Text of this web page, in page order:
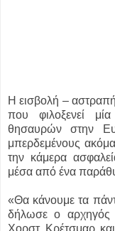
Η εισβολή –
που φιλοξενεί
θησαυρών στην
μπερδεμένους
την κάμερα
μέσα από ένα
«Θα κάνουμε τα
δήλωσε ο αρχηγός